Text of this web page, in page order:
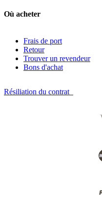
Où acheter
Frais de port
Retour
Trouver un revendeur
Bons d'achat
Résiliation du contrat